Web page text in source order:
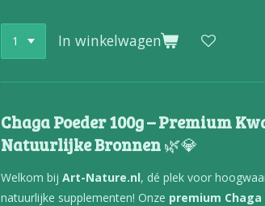
In winkelwagen
Chaga Poeder 100g – Premium
Natuurlijke Bronnen🌿💎
Welkom bij Art-Nature.nl, dé plek voor
natuurlijke supplementen! Onze premium